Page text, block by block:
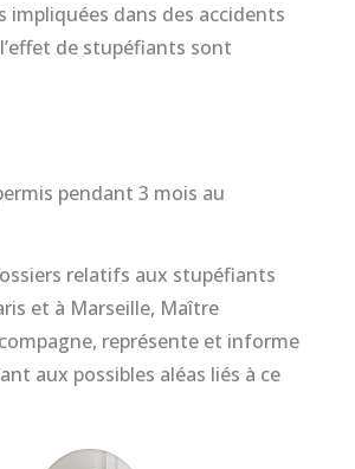
impliquées dans des accidents
de stupéfiants sont
pendant 3 mois au
relatifs aux stupéfiants
et à Marseille, Maître
représente et informe
aux possibles aléas liés à ce